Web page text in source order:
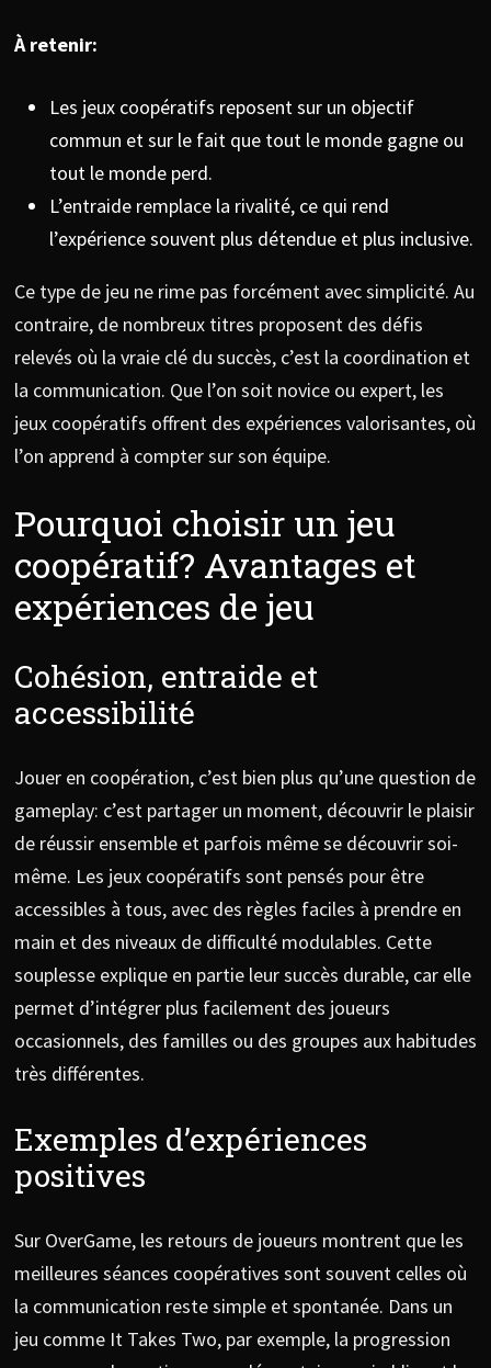
À retenir:
Les jeux coopératifs reposent sur un objectif
commun et sur le fait que tout le monde gagne ou
tout le monde perd.
L’entraide remplace la rivalité, ce qui rend
l’expérience souvent plus détendue et plus inclusive.
Ce type de jeu ne rime pas forcément avec simplicité. Au
contraire, de nombreux titres proposent des défis
relevés où la vraie clé du succès, c’est la coordination et
la communication. Que l’on soit novice ou expert, les
jeux coopératifs offrent des expériences valorisantes, où
l’on apprend à compter sur son équipe.
Pourquoi choisir un jeu
coopératif? Avantages et
expériences de jeu
Cohésion, entraide et
accessibilité
Jouer en coopération, c’est bien plus qu’une question de
gameplay: c’est partager un moment, découvrir le plaisir
de réussir ensemble et parfois même se découvrir soi-
même. Les jeux coopératifs sont pensés pour être
accessibles à tous, avec des règles faciles à prendre en
main et des niveaux de difficulté modulables. Cette
souplesse explique en partie leur succès durable, car elle
permet d’intégrer plus facilement des joueurs
occasionnels, des familles ou des groupes aux habitudes
très différentes.
Exemples d’expériences
positives
Sur OverGame, les retours de joueurs montrent que les
meilleures séances coopératives sont souvent celles où
la communication reste simple et spontanée. Dans un
jeu comme It Takes Two, par exemple, la progression